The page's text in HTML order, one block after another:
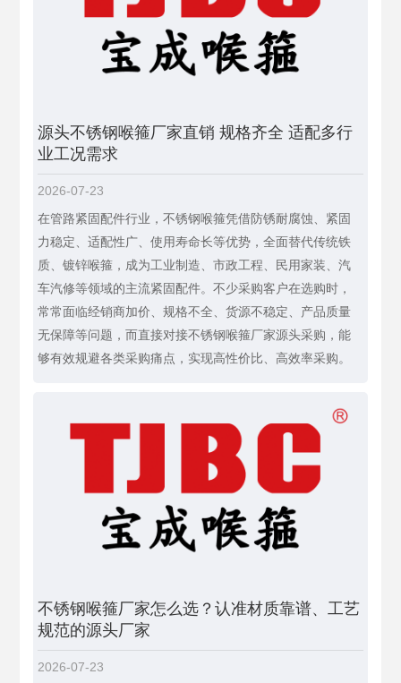
源头不锈钢喉箍厂家直销 规格齐全 适配多行
业工况需求
2026-07-23
在管路紧固配件行业，不锈钢喉箍凭借防锈耐腐蚀、紧固
力稳定、适配性广、使用寿命长等优势，全面替代传统铁
质、镀锌喉箍，成为工业制造、市政工程、民用家装、汽
车汽修等领域的主流紧固配件。不少采购客户在选购时，
常常面临经销商加价、规格不全、货源不稳定、产品质量
无保障等问题，而直接对接不锈钢喉箍厂家源头采购，能
够有效规避各类采购痛点，实现高性价比、高效率采购。
不锈钢喉箍厂家怎么选？认准材质靠谱、工艺
规范的源头厂家
2026-07-23